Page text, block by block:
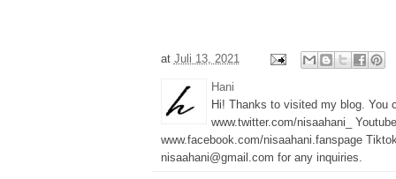
at Juli 13, 2021
Hani
Hi! Thanks to visited my blog. You
www.twitter.com/nisaahani_
www.facebook.com/nisaahani.fanspage
nisaahani@gmail.com for any inquiries.